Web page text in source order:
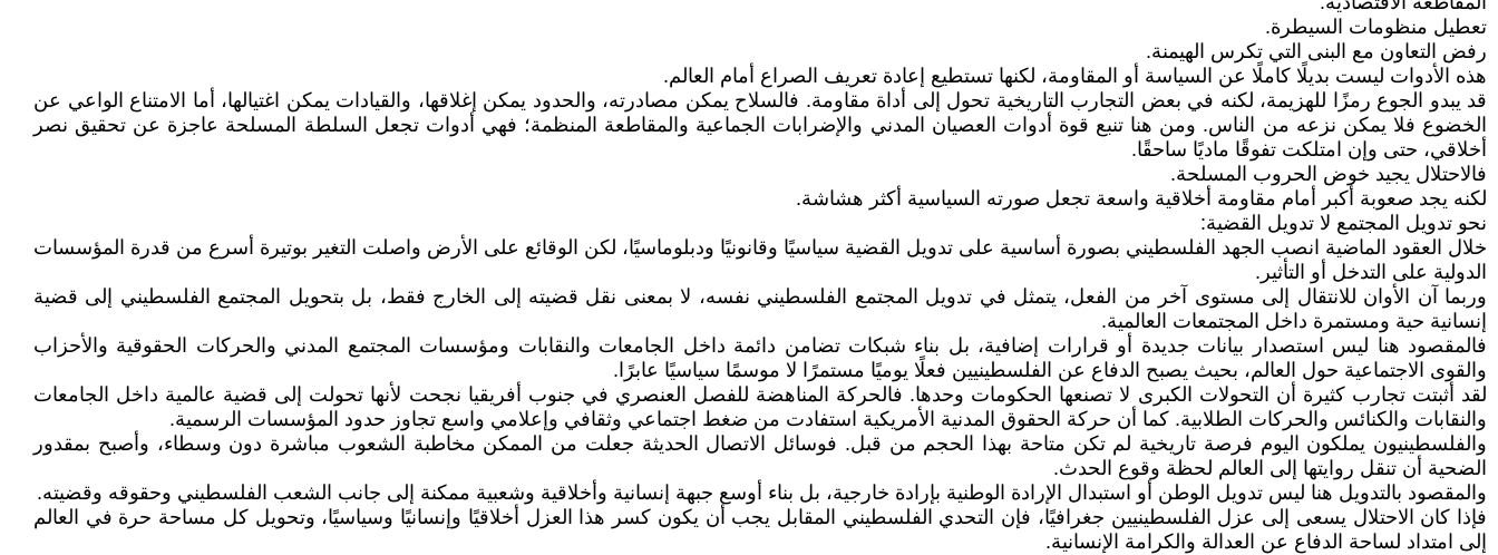
تعطيل منظومات السيطرة.
رفض التعاون مع البنى التي تكرس الهيمنة.
هذه الأدوات ليست بديلًا كاملًا عن السياسة أو المقاومة، لكنها تستطيع إعادة تعريف الصراع أمام العالم.
قد يبدو الجوع رمزًا للهزيمة، لكنه في بعض التجارب التاريخية تحول إلى أداة مقاومة. فالسلاح يمكن مصادرته، والحدود يمكن إغلاقها، والقيادات يمكن اغتيالها، أما الامتناع الواعي عن
الخضوع فلا يمكن نزعه من الناس. ومن هنا تنبع قوة أدوات العصيان المدني والإضرابات الجماعية والمقاطعة المنظمة؛ فهي أدوات تجعل السلطة المسلحة عاجزة عن تحقيق نصر
أخلاقي، حتى وإن امتلكت تفوقًا ماديًا ساحقًا.
فالاحتلال يجيد خوض الحروب المسلحة.
لكنه يجد صعوبة أكبر أمام مقاومة أخلاقية واسعة تجعل صورته السياسية أكثر هشاشة.
نحو تدويل المجتمع لا تدويل القضية:
خلال العقود الماضية انصب الجهد الفلسطيني بصورة أساسية على تدويل القضية سياسيًا وقانونيًا ودبلوماسيًا، لكن الوقائع على الأرض واصلت التغير بوتيرة أسرع من قدرة المؤسسات
الدولية على التدخل أو التأثير.
وربما آن الأوان للانتقال إلى مستوى آخر من الفعل، يتمثل في تدويل المجتمع الفلسطيني نفسه، لا بمعنى نقل قضيته إلى الخارج فقط، بل بتحويل المجتمع الفلسطيني إلى قضية
إنسانية حية ومستمرة داخل المجتمعات العالمية.
فالمقصود هنا ليس استصدار بيانات جديدة أو قرارات إضافية، بل بناء شبكات تضامن دائمة داخل الجامعات والنقابات ومؤسسات المجتمع المدني والحركات الحقوقية والأحزاب
والقوى الاجتماعية حول العالم، بحيث يصبح الدفاع عن الفلسطينيين فعلًا يوميًا مستمرًا لا موسمًا سياسيًا عابرًا.
لقد أثبتت تجارب كثيرة أن التحولات الكبرى لا تصنعها الحكومات وحدها. فالحركة المناهضة للفصل العنصري في جنوب أفريقيا نجحت لأنها تحولت إلى قضية عالمية داخل الجامعات
والنقابات والكنائس والحركات الطلابية. كما أن حركة الحقوق المدنية الأمريكية استفادت من ضغط اجتماعي وثقافي وإعلامي واسع تجاوز حدود المؤسسات الرسمية.
والفلسطينيون يملكون اليوم فرصة تاريخية لم تكن متاحة بهذا الحجم من قبل. فوسائل الاتصال الحديثة جعلت من الممكن مخاطبة الشعوب مباشرة دون وسطاء، وأصبح بمقدور
الضحية أن تنقل روايتها إلى العالم لحظة وقوع الحدث.
والمقصود بالتدويل هنا ليس تدويل الوطن أو استبدال الإرادة الوطنية بإرادة خارجية، بل بناء أوسع جبهة إنسانية وأخلاقية وشعبية ممكنة إلى جانب الشعب الفلسطيني وحقوقه وقضيته.
فإذا كان الاحتلال يسعى إلى عزل الفلسطينيين جغرافيًا، فإن التحدي الفلسطيني المقابل يجب أن يكون كسر هذا العزل أخلاقيًا وإنسانيًا وسياسيًا، وتحويل كل مساحة حرة في العالم
إلى امتداد لساحة الدفاع عن العدالة والكرامة الإنسانية.